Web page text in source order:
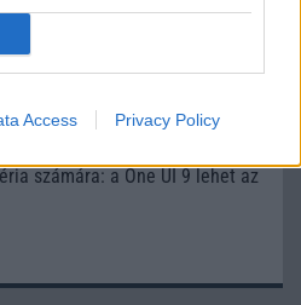
Access Privacy Policy
kivárni az iPhone 18 Prot
színű iPhone 18 Pro Max!
számára: a One UI 9 lehet az